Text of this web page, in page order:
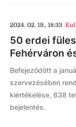
2024. 02. 19., 18:33
50 erdei
Fehérváron
Befejeződött a
szervezésében
kiértékelése, 638
bejelentés.